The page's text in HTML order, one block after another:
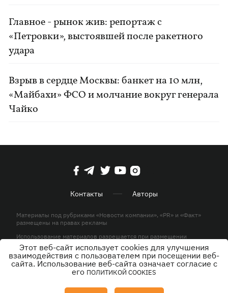
Главное - рынок жив: репортаж с
«Петровки», выстоявшей после ракетного
удара
Взрыв в сердце Москвы: банкет на 10 млн,
«Майбахи» ФСО и молчание вокруг генерала
Чайко
Контакты Авторы
Материалы под рубриками «Новости компании», «PR» и «Факт»
размещены на правах рекламы
Использование материалов разрешается при размещении
активной гиперссылки на KP.UA в первом абзаце.
© ООО «ЮЛАВ МЕДИА»,2026. Все права защищены.
Этот веб-сайт использует cookies для улучшения
взаимодействия с пользователем при посещении веб-
сайта. Использование веб-сайта означает согласие с
его ПОЛИТИКОЙ COOKIES